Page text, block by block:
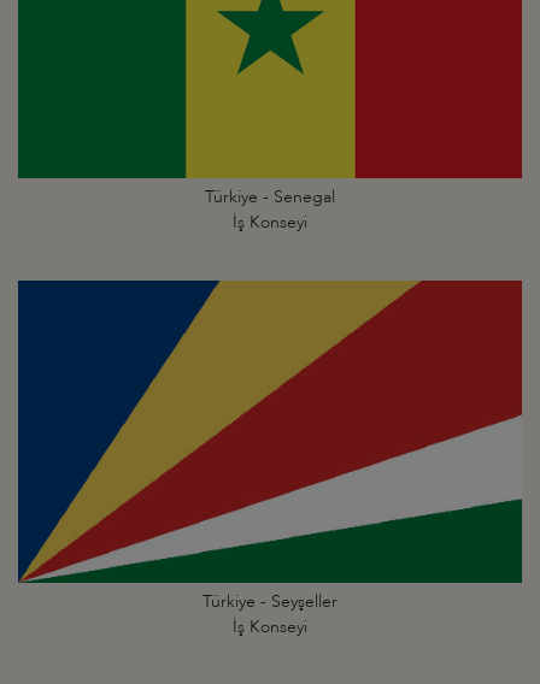
Türkiye - Senegal
İş Konseyi
Türkiye - Seyşeller
İş Konseyi